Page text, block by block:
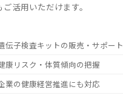
ご活用いただけます。
伝子検査キットの販売・サポート
康リスク・体質傾向の把握
業の健康経営推進にも対応